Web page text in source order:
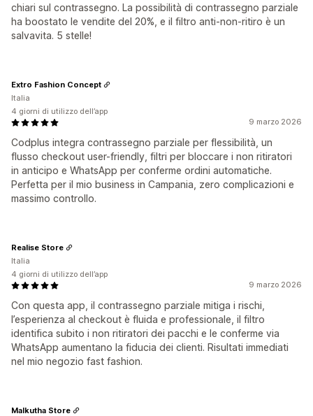
chiari sul contrassegno. La possibilità di contrassegno parziale
ha boostato le vendite del 20%, e il filtro anti-non-ritiro è un
salvavita. 5 stelle!
9 marzo 2026
Codplus integra contrassegno parziale per flessibilità, un
flusso checkout user-friendly, filtri per bloccare i non ritiratori
in anticipo e WhatsApp per conferme ordini automatiche.
Perfetta per il mio business in Campania, zero complicazioni e
massimo controllo.
Extro Fashion Concept
Italia
4 giorni di utilizzo dell’app
9 marzo 2026
Con questa app, il contrassegno parziale mitiga i rischi,
l’esperienza al checkout è fluida e professionale, il filtro
identifica subito i non ritiratori dei pacchi e le conferme via
WhatsApp aumentano la fiducia dei clienti. Risultati immediati
nel mio negozio fast fashion.
Realise Store
Italia
4 giorni di utilizzo dell’app
Malkutha Store